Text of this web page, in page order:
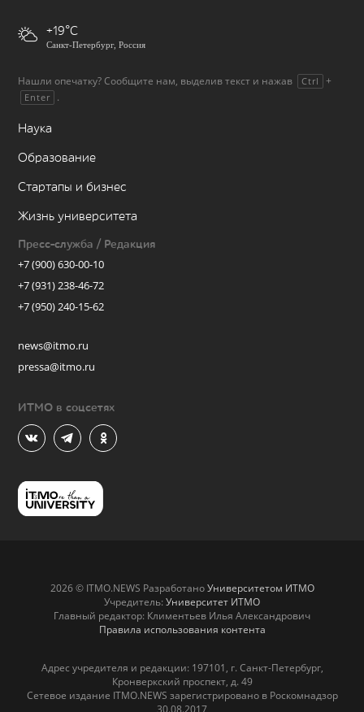
+19
Санкт-Петербург, Россия
Нашли опечатку? Сообщите нам, выделив текст и нажав Ctrl +
Enter .
Наука
Образование
Стартапы и бизнес
Жизнь университета
Пресс-служба / Редакция
+7 (900) 630-00-10
+7 (931) 238-46-72
+7 (950) 240-15-62
news@itmo.ru
pressa@itmo.ru
ИТМО в соцсетях
2026 © ITMO.NEWS РазработаноУниверситетом ИТМО
Учредитель: Университет ИТМО
Главный редактор: Климентьев Илья Александрович
Правила использования контента
Адрес учредителя и редакции: 197101, г. Санкт-Петербург,
Кронверкский проспект, д. 49
Сетевое издание ITMO.NEWS зарегистрировано в Роскомнадзор
30.08.2017